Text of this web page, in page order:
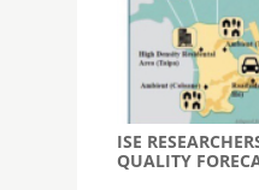
ISE
QUALITY